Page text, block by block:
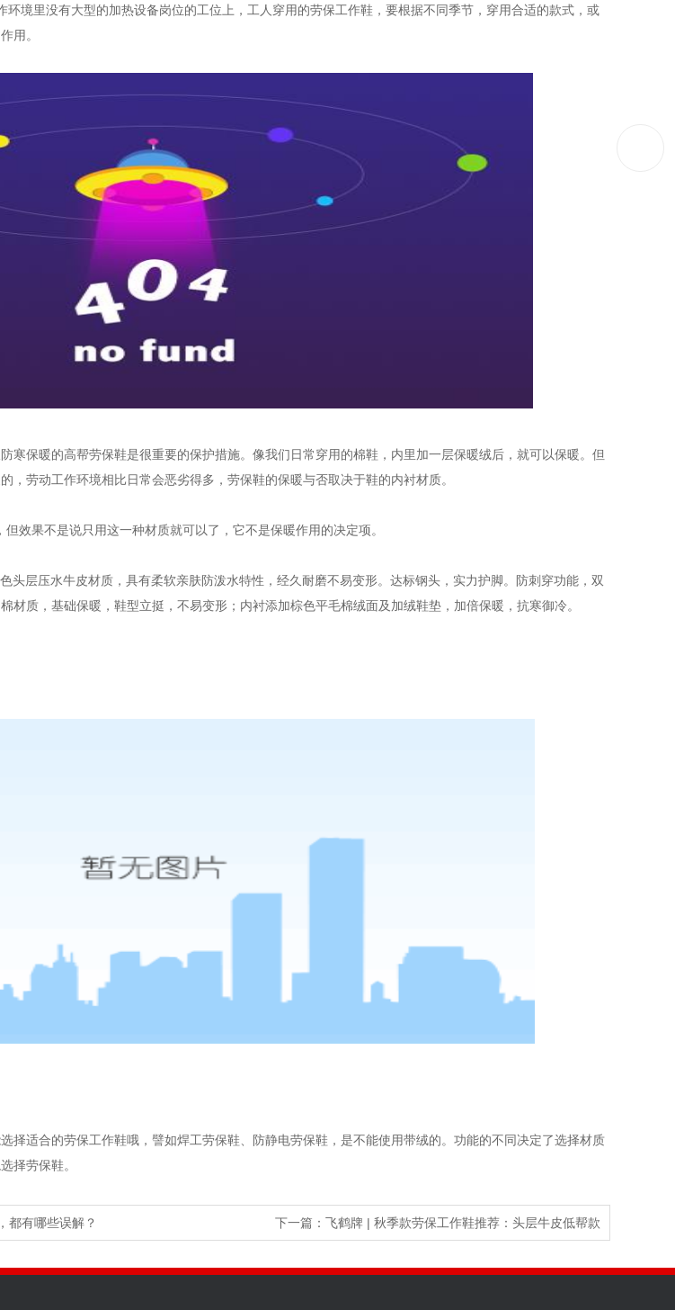
环境里没有大型的加热设备岗位的工位上，工人穿用的劳保工作鞋，要根据不同季节，穿用合适的款式，或
用。
寒保暖的高帮劳保鞋是很重要的保护措施。像我们日常穿用的棉鞋，内里加一层保暖绒后，就可以保暖。但
，劳动工作环境相比日常会恶劣得多，劳保鞋的保暖与否取决于鞋的内衬材质。
效果不是说只用这一种材质就可以了，它不是保暖作用的决定项。
层压水牛皮材质，具有柔软亲肤防泼水特性，经久耐磨不易变形。达标钢头，实力护脚。防刺穿功能，双
材质，基础保暖，鞋型立挺，不易变形；内衬添加棕色平毛棉绒面及加绒鞋垫，加倍保暖，抗寒御冷。
择适合的劳保工作鞋哦，譬如焊工劳保鞋、防静电劳保鞋，是不能使用带绒的。功能的不同决定了选择材质
择劳保鞋。
都有哪些误解？ 下一篇： 飞鹤牌 | 秋季款劳保工作鞋推荐：头层牛皮低帮款